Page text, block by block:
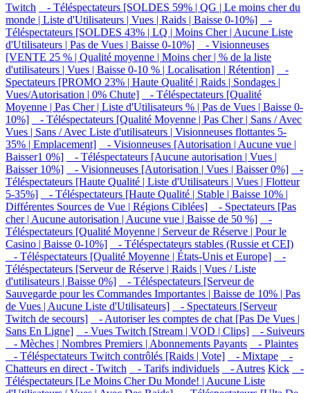
Twitch
- Téléspectateurs [SOLDES 59% | QG | Le moins cher du
monde | Liste d'Utilisateurs | Vues | Raids | Baisse 0-10%]
-
Téléspectateurs [SOLDES 43% | LQ | Moins Cher | Aucune Liste
d'Utilisateurs | Pas de Vues | Baisse 0-10%]
- Visionneuses
[VENTE 25 % | Qualité moyenne | Moins cher | % de la liste
d'utilisateurs | Vues | Baisse 0-10 % | Localisation | Rétention]
-
Spectateurs [PROMO 23% | Haute Qualité | Raids | Sondages |
Vues/Autorisation | 0% Chute]
- Téléspectateurs [Qualité
Moyenne | Pas Cher | Liste d'Utilisateurs % | Pas de Vues | Baisse 0-
10%]
- Téléspectateurs [Qualité Moyenne | Pas Cher | Sans / Avec
Vues | Sans / Avec Liste d'utilisateurs | Visionneuses flottantes 5-
35% | Emplacement]
- Visionneuses [Autorisation | Aucune vue |
Baisser1 0%]
- Téléspectateurs [Aucune autorisation | Vues |
Baisser 10%]
- Visionneuses [Autorisation | Vues | Baisser 0%]
-
Téléspectateurs [Haute Qualité | Liste d'Utilisateurs | Vues | Flotteur
5-35%]
- Téléspectateurs [Haute Qualité | Stable | Baisse 10% |
Différentes Sources de Vue | Régions Ciblées]
- Spectateurs [Pas
cher | Aucune autorisation | Aucune vue | Baisse de 50 %]
-
Téléspectateurs [Qualité Moyenne | Serveur de Réserve | Pour le
Casino | Baisse 0-10%]
- Téléspectateurs stables (Russie et CEI)
- Téléspectateurs [Qualité Moyenne | États-Unis et Europe]
-
Téléspectateurs [Serveur de Réserve | Raids | Vues / Liste
d'utilisateurs | Baisse 0%]
- Téléspectateurs [Serveur de
Sauvegarde pour les Commandes Importantes | Baisse de 10% | Pas
de Vues | Aucune Liste d'Utilisateurs]
- Spectateurs [Serveur
Twitch de secours]
- Autoriser les comptes de chat [Pas De Vues |
Sans En Ligne]
- Vues Twitch [Stream | VOD | Clips]
- Suiveurs
- Mèches | Nombres Premiers | Abonnements Payants
- Plaintes
- Téléspectateurs Twitch contrôlés [Raids | Vote]
- Mixtape
-
Chatteurs en direct - Twitch
- Tarifs individuels - Autres Kick
-
Téléspectateurs [Le Moins Cher Du Monde! | Aucune Liste